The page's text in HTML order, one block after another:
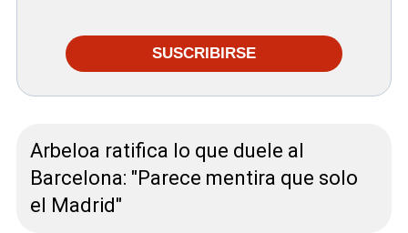
SUSCRIBIRSE
Arbeloa ratifica lo que duele al
Barcelona: "Parece mentira que solo
el Madrid"